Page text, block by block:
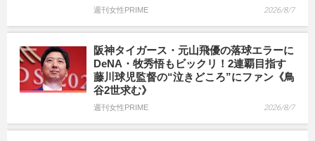
週刊女性PRIME 2026/8/7
阪神タイガース・元山飛優の落球エラーに
DeNA・牧秀悟もビックリ！2連覇目指す
藤川球児監督の“泣きどころ”にファン《鳥
谷2世求む》
週刊女性PRIME 2026/8/7